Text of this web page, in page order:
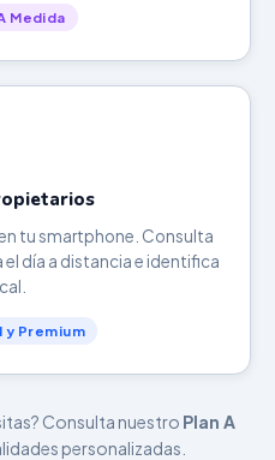
Medida
tu smartphone. Consulta
día a distancia e identifica
y Premium
Consulta nuestro Plan A
personalizadas.